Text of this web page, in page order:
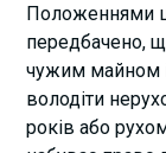
Положеннями
передбачено,
чужим майном
володіти
років або